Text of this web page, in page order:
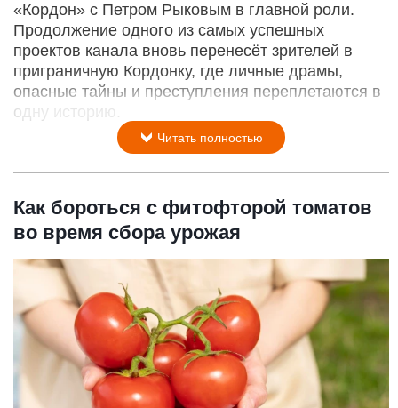
«Кордон» с Петром Рыковым в главной роли.
Продолжение одного из самых успешных
проектов канала вновь перенесёт зрителей в
приграничную Кордонку, где личные драмы,
опасные тайны и преступления переплетаются в
одну историю.
Читать полностью
Как бороться с фитофторой томатов
во время сбора урожая